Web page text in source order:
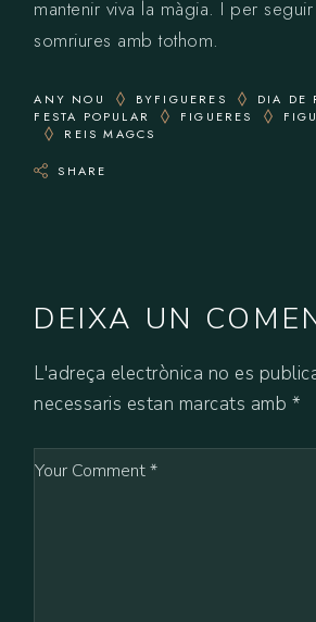
mantenir viva la màgia. I per
somriures amb tothom.
ANY NOU BYFIGUERES
DIA DE
FESTA POPULAR
FIGUERES
REIS MAGCS
SHARE
DEIXA UN
L'adreça electrònica no es
necessaris estan marcats amb *
Comment